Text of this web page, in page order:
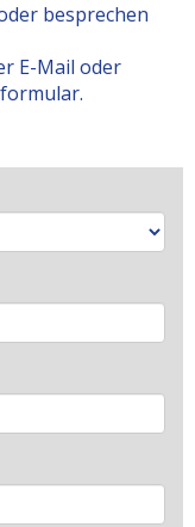
besprechen
E-Mail oder